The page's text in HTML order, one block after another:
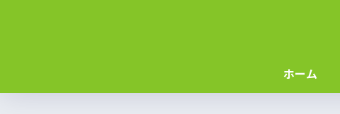
ホーム